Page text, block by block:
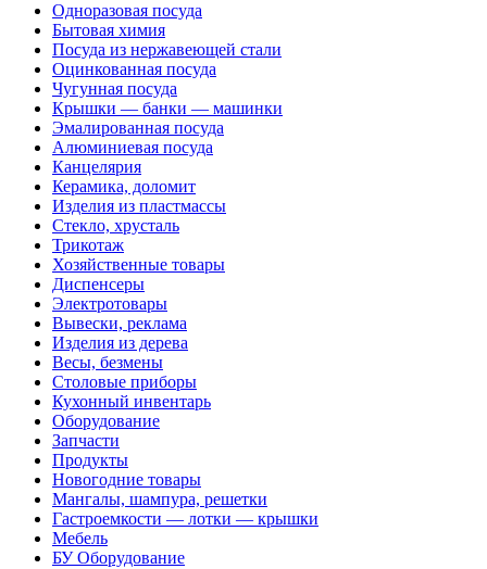
Одноразовая посуда
Бытовая химия
Посуда из нержавеющей стали
Оцинкованная посуда
Чугунная посуда
Крышки — банки — машинки
Эмалированная посуда
Алюминиевая посуда
Канцелярия
Керамика, доломит
Изделия из пластмассы
Стекло, хрусталь
Трикотаж
Хозяйственные товары
Диспенсеры
Электротовары
Вывески, реклама
Изделия из дерева
Весы, безмены
Столовые приборы
Кухонный инвентарь
Оборудование
Запчасти
Продукты
Новогодние товары
Мангалы, шампура, решетки
Гастроемкости — лотки — крышки
Мебель
БУ Оборудование